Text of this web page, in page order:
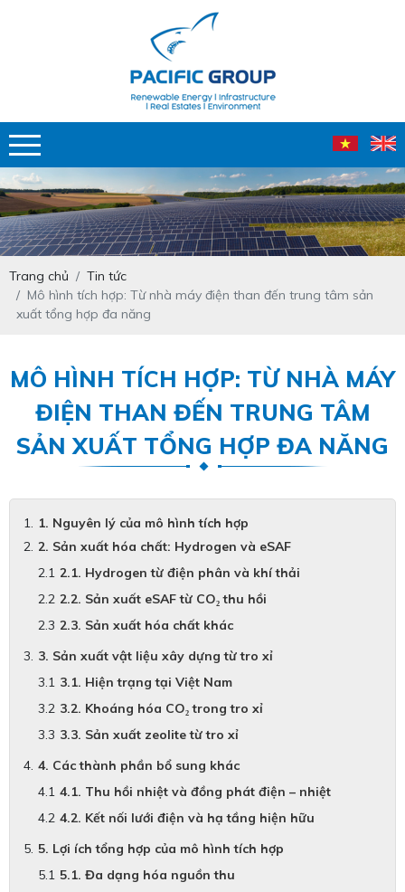
Trang chủ
Tin tức
Mô hình tích hợp: Từ nhà máy điện than đến trung tâm sản
xuất tổng hợp đa năng
MÔ HÌNH TÍCH HỢP: TỪ NHÀ MÁY
ĐIỆN THAN ĐẾN TRUNG TÂM
SẢN XUẤT TỔNG HỢP ĐA NĂNG
1. Nguyên lý của mô hình tích hợp
2. Sản xuất hóa chất: Hydrogen và eSAF
2.1. Hydrogen từ điện phân và khí thải
2.2. Sản xuất eSAF từ CO₂ thu hồi
2.3. Sản xuất hóa chất khác
3. Sản xuất vật liệu xây dựng từ tro xỉ
3.1. Hiện trạng tại Việt Nam
3.2. Khoáng hóa CO₂ trong tro xỉ
3.3. Sản xuất zeolite từ tro xỉ
4. Các thành phần bổ sung khác
4.1. Thu hồi nhiệt và đồng phát điện – nhiệt
4.2. Kết nối lưới điện và hạ tầng hiện hữu
5. Lợi ích tổng hợp của mô hình tích hợp
5.1. Đa dạng hóa nguồn thu